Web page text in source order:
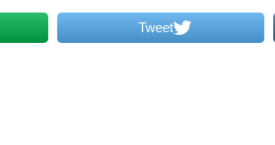
Tweet